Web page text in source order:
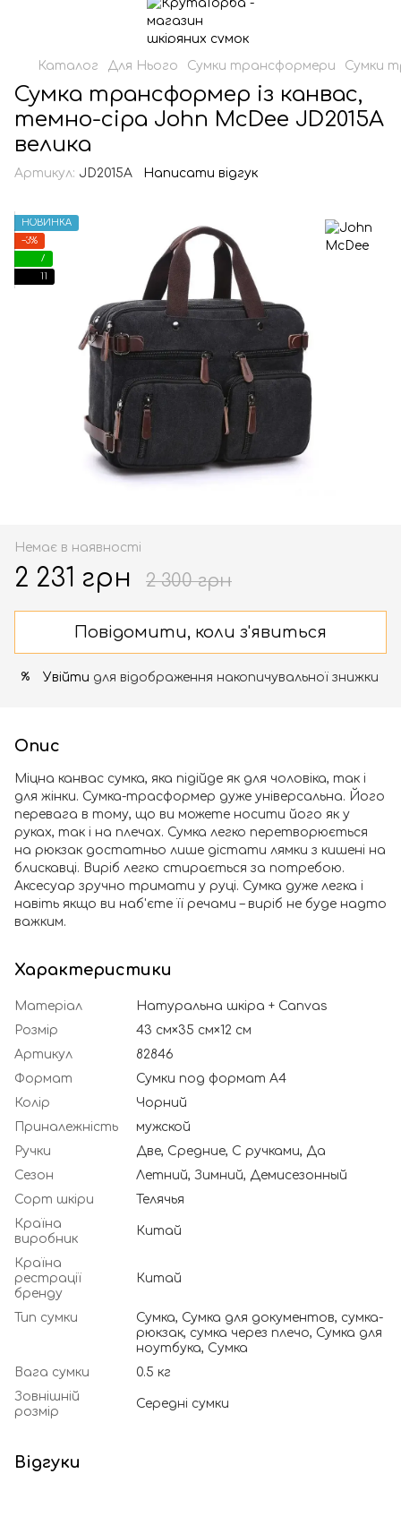
Каталог Для Нього Сумки трансформери Сумки
Сумка трансформер із канвас,
темно-сіра John McDee JD2015A
велика
Артикул: JD2015A Написати відгук
НОВИНКА
−3%
7
11
Немає в наявності
2 231 грн 2 300 грн
Повідомити, коли з'явиться
% Увійти для відображення накопичувальної знижки
Опис
Міцна канвас сумка, яка підійде як для чоловіка, так і
для жінки. Сумка-трасформер дуже універсальна. Його
перевага в тому, що ви можете носити його як у
руках, так і на плечах. Сумка легко перетворюється
на рюкзак достатньо лише дістати лямки з кишені на
блискавці. Виріб легко стирається за потребою.
Аксесуар зручно тримати у руці. Сумка дуже легка і
навіть якщо ви наб'єте її речами – виріб не буде надто
важким.
Характеристики
Матеріал
Натуральна шкіра + Canvas
Розмір
43 см×35 см×12 см
Артикул
82846
Формат
Сумки под формат А4
Колір
Чорний
Приналежність
мужской
Ручки
Две, Средние, С ручками, Да
Сезон
Летний, Зимний, Демисезонный
Сорт шкіри
Телячья
Країна
виробник
Китай
Країна
рестрації
бренду
Китай
Тип сумки
Сумка, Сумка для документов, сумка-
рюкзак, сумка через плечо, Сумка для
ноутбука, Cумка
Вага сумки
0.5 кг
Зовнішній
розмір
Середні сумки
Відгуки